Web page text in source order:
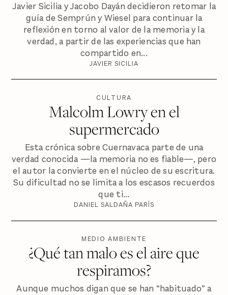
Javier Sicilia y Jacobo Dayán decidieron retomar la
guía de Semprún y Wiesel para continuar la
reflexión en torno al valor de la memoria y la
verdad, a partir de las experiencias que han
compartido en...
JAVIER SICILIA
CULTURA
Malcolm Lowry en el
supermercado
Esta crónica sobre Cuernavaca parte de una
verdad conocida —la memoria no es fiable—, pero
el autor la convierte en el núcleo de su escritura.
Su dificultad no se limita a los escasos recuerdos
que ti...
DANIEL SALDAÑA PARÍS
MEDIO AMBIENTE
¿Qué tan malo es el aire que
respiramos?
Aunque muchos digan que se han “habituado” a